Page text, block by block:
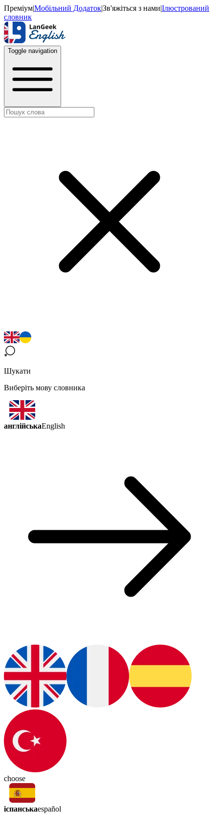
Преміум|Мобільний Додаток|Зв'яжіться з нами|Ілюстрований
словник
Toggle navigation
Шукати
Виберіть мову словника
англійськаEnglish
choose
іспанськаespañol